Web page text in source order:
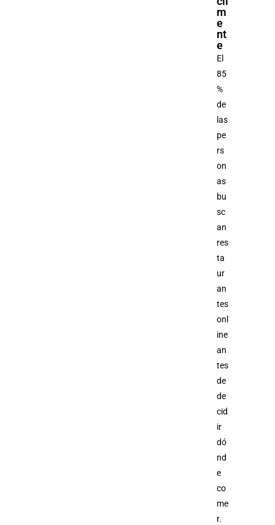
m
e
nt
e
El
85
%
de
las
pe
rs
on
as
bu
sc
an
res
ta
ur
an
tes
onl
ine
an
tes
de
de
cid
ir
dó
nd
e
co
me
r.